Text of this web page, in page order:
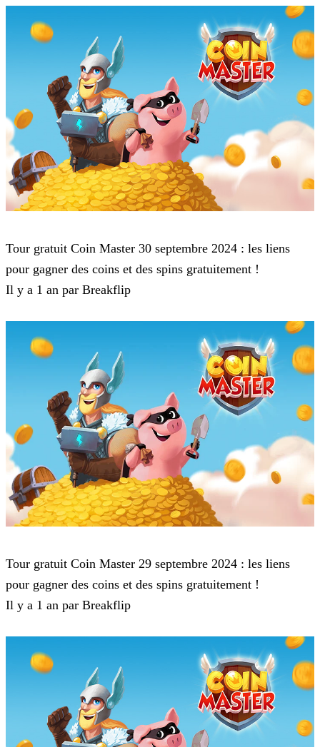
Tour gratuit Coin Master 30 septembre 2024 : les liens
pour gagner des coins et des spins gratuitement !
Il y a 1 an par Breakflip
Tour gratuit Coin Master 29 septembre 2024 : les liens
pour gagner des coins et des spins gratuitement !
Il y a 1 an par Breakflip